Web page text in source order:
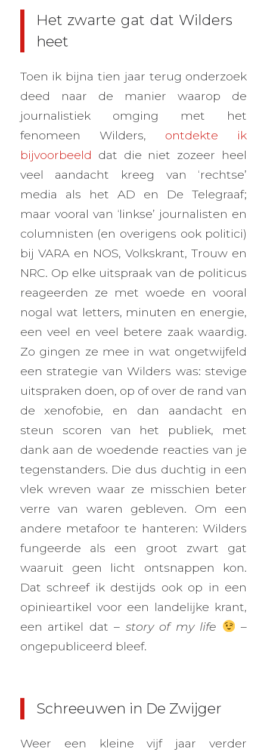
Het zwarte gat dat Wilders
heet
Toen ik bijna tien jaar terug onderzoek
deed naar de manier waarop de
journalistiek omging met het
fenomeen Wilders, ontdekte ik
bijvoorbeeld dat die niet zozeer heel
veel aandacht kreeg van ‘rechtse’
media als het AD en De Telegraaf;
maar vooral van ‘linkse’ journalisten en
columnisten (en overigens ook politici)
bij VARA en NOS, Volkskrant, Trouw en
NRC. Op elke uitspraak van de politicus
reageerden ze met woede en vooral
nogal wat letters, minuten en energie,
een veel en veel betere zaak waardig.
Zo gingen ze mee in wat ongetwijfeld
een strategie van Wilders was: stevige
uitspraken doen, op of over de rand van
de xenofobie, en dan aandacht en
steun scoren van het publiek, met
dank aan de woedende reacties van je
tegenstanders. Die dus duchtig in een
vlek wreven waar ze misschien beter
verre van waren gebleven. Om een
andere metafoor te hanteren: Wilders
fungeerde als een groot zwart gat
waaruit geen licht ontsnappen kon.
Dat schreef ik destijds ook op in een
opinieartikel voor een landelijke krant,
een artikel dat – story of my life
–
ongepubliceerd bleef.
Schreeuwen in De Zwijger
Weer een kleine vijf jaar verder